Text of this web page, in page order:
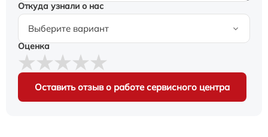
Откуда узнали о нас
Оценка
Оставить отзыв о работе сервисного центра